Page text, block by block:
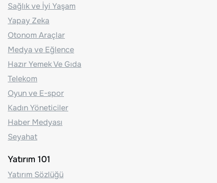
Sağlık ve İyi Yaşam
Yapay Zeka
Otonom Araçlar
Medya ve Eğlence
Hazır Yemek Ve Gıda
Telekom
Oyun ve E-spor
Kadın Yöneticiler
Haber Medyası
Seyahat
Yatırım 101
Yatırım Sözlüğü